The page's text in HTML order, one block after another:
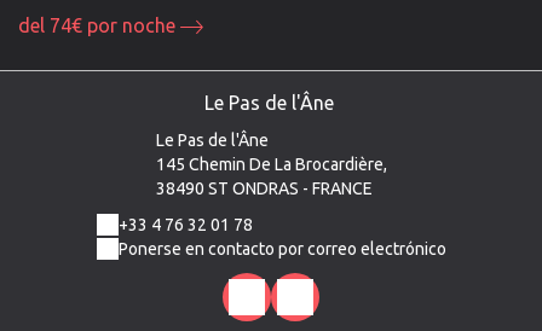
del 74€ por noche
Le Pas de l'Âne
Le Pas de l'Âne
145 Chemin De La Brocardière,
38490 ST ONDRAS - FRANCE
+33 4 76 32 01 78
Ponerse en contacto por correo electrónico